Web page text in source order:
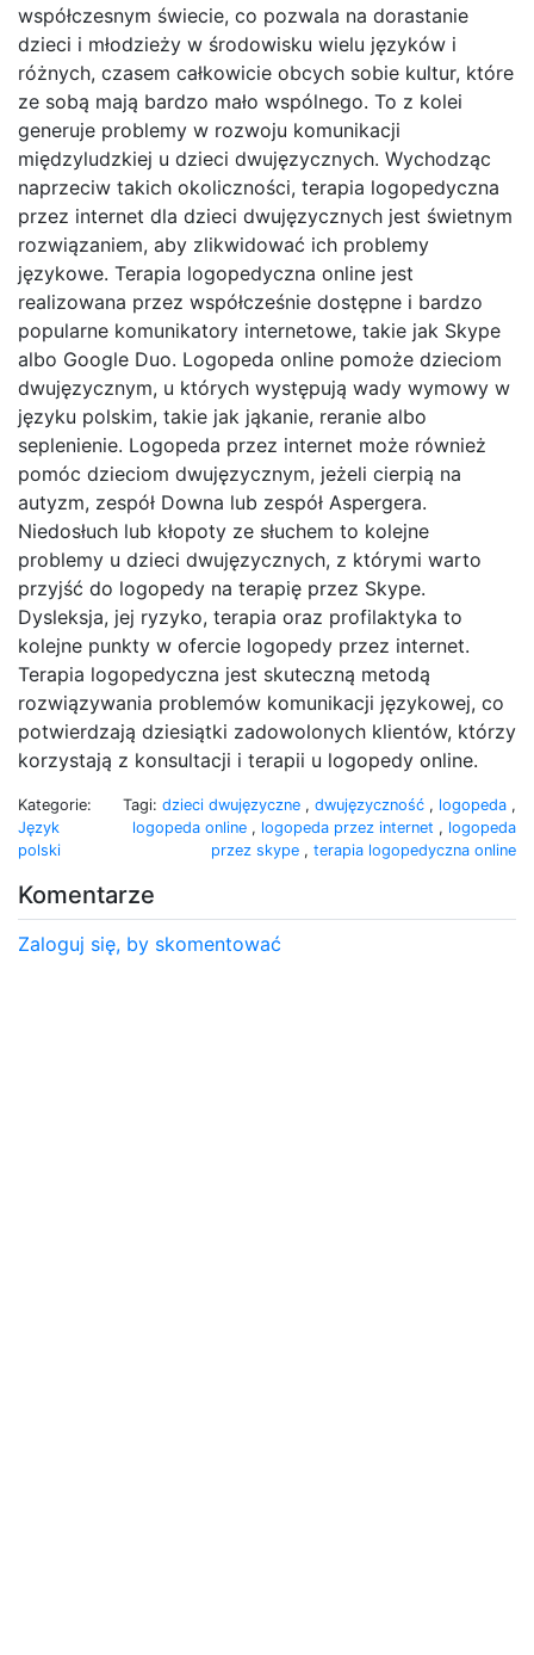
współczesnym świecie, co pozwala na dorastanie
dzieci i młodzieży w środowisku wielu języków i
różnych, czasem całkowicie obcych sobie kultur, które
ze sobą mają bardzo mało wspólnego. To z kolei
generuje problemy w rozwoju komunikacji
międzyludzkiej u dzieci dwujęzycznych. Wychodząc
naprzeciw takich okoliczności, terapia logopedyczna
przez internet dla dzieci dwujęzycznych jest świetnym
rozwiązaniem, aby zlikwidować ich problemy
językowe. Terapia logopedyczna online jest
realizowana przez współcześnie dostępne i bardzo
popularne komunikatory internetowe, takie jak Skype
albo Google Duo. Logopeda online pomoże dzieciom
dwujęzycznym, u których występują wady wymowy w
języku polskim, takie jak jąkanie, reranie albo
seplenienie. Logopeda przez internet może również
pomóc dzieciom dwujęzycznym, jeżeli cierpią na
autyzm, zespół Downa lub zespół Aspergera.
Niedosłuch lub kłopoty ze słuchem to kolejne
problemy u dzieci dwujęzycznych, z którymi warto
przyjść do logopedy na terapię przez Skype.
Dysleksja, jej ryzyko, terapia oraz profilaktyka to
kolejne punkty w ofercie logopedy przez internet.
Terapia logopedyczna jest skuteczną metodą
rozwiązywania problemów komunikacji językowej, co
potwierdzają dziesiątki zadowolonych klientów, którzy
korzystają z konsultacji i terapii u logopedy online.
Kategorie:
Język
polski
Tagi: dzieci dwujęzyczne , dwujęzyczność , logopeda ,
logopeda online , logopeda przez internet , logopeda
przez skype , terapia logopedyczna online
Komentarze
Zaloguj się, by skomentować